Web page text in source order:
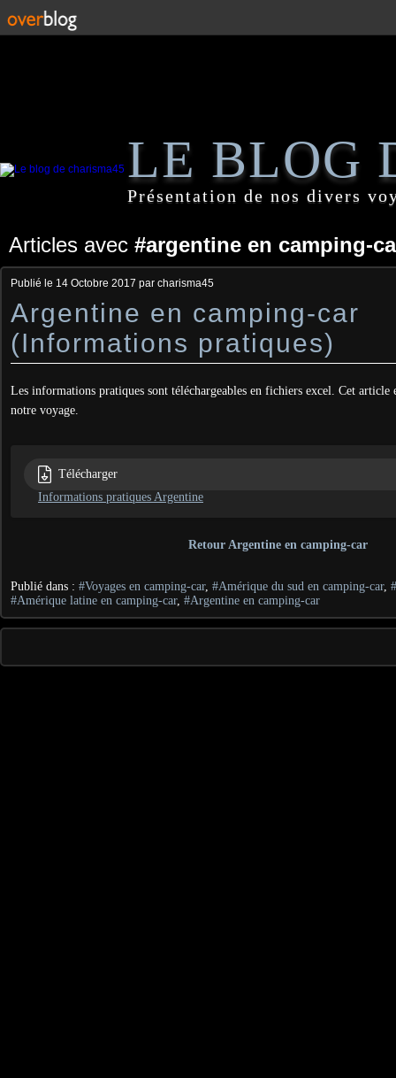
LE BLOG
Présentation de nos divers
Articles avec #argentine en camping-
Publié le 14 Octobre 2017 par charisma45
Argentine en camping-car
(Informations pratiques)
Les informations pratiques sont téléchargeables en fichiers excel. Cet
notre voyage.
Télécharger
Informations pratiques Argentine
Retour Argentine en camping-car
Publié dans : #Voyages en camping-car, #Amérique du sud en camping-car,
#Amérique latine en camping-car, #Argentine en camping-car